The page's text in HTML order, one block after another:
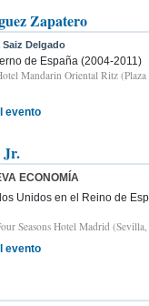
Zapatero
Delgado
de España (2004-2011)
Mandarin Oriental Ritz
evento
Jr.
ECONOMÍA
Unidos en el Reino de
Seasons Hotel Madrid
evento